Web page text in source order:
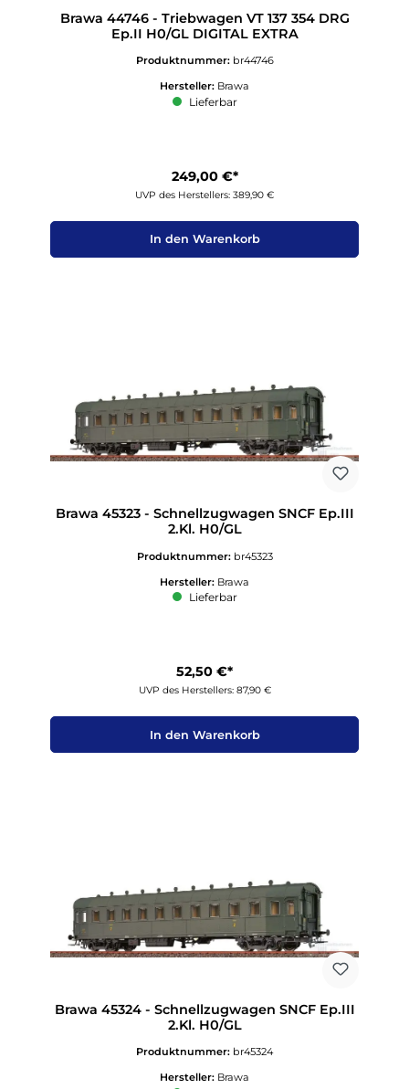
Brawa 44746 - Triebwagen VT 137 354 DRG
Ep.II H0/GL DIGITAL EXTRA
Produktnummer: br44746
Hersteller: Brawa
Lieferbar
249,00 €*
UVP des Herstellers: 389,90 €
In den Warenkorb
Brawa 45323 - Schnellzugwagen SNCF Ep.III
2.Kl. H0/GL
Produktnummer: br45323
Hersteller: Brawa
Lieferbar
52,50 €*
UVP des Herstellers: 87,90 €
In den Warenkorb
Brawa 45324 - Schnellzugwagen SNCF Ep.III
2.Kl. H0/GL
Produktnummer: br45324
Hersteller: Brawa